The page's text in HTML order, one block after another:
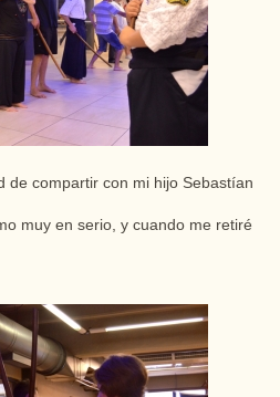
de compartircon mi hijo Sebastían
muy en serio, y cuandome retiré